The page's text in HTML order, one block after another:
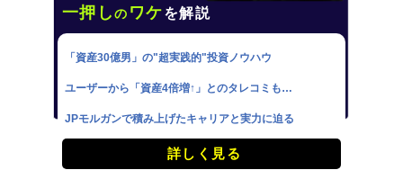
一押しの ワケを解説
「資産30億男」の"超実践的"投資ノウハウ
ユーザーから「資産4倍増↑」とのタレコミも…
JPモルガンで積み上げたキャリアと実力に迫る
詳しく見る